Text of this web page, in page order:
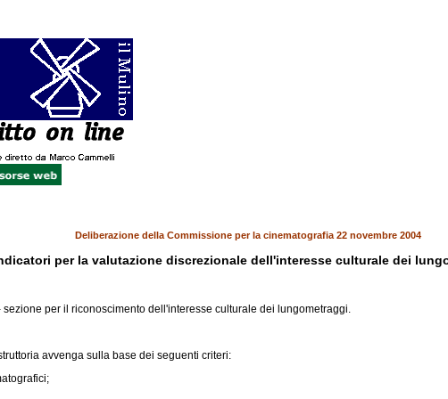
Deliberazione della Commissione per la cinematografia 22 novembre 2004
per la valutazione discrezionale dell'interesse culturale dei
per il riconoscimento dell'interesse culturale dei lungometraggi.
avvenga sulla base dei seguenti criteri: